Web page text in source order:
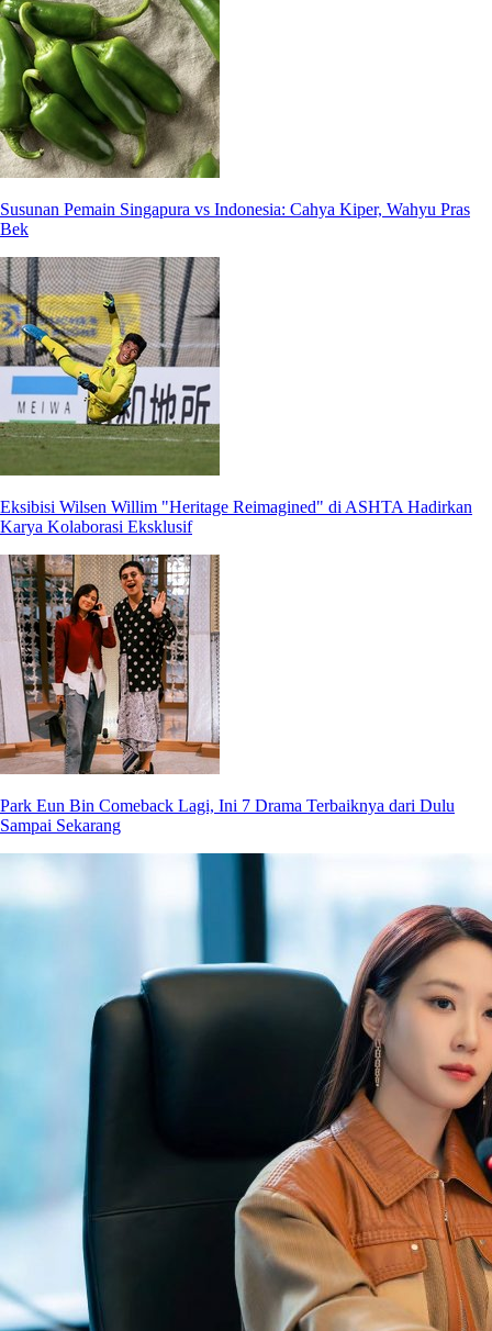
Susunan Pemain Singapura vs Indonesia: Cahya Kiper, Wahyu Pras
Bek
Eksibisi Wilsen Willim "Heritage Reimagined" di ASHTA Hadirkan
Karya Kolaborasi Eksklusif
Park Eun Bin Comeback Lagi, Ini 7 Drama Terbaiknya dari Dulu
Sampai Sekarang